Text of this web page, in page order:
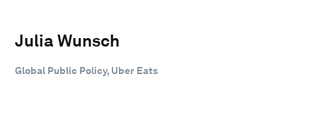
Julia Wunsch
Global Public Policy, Uber Eats